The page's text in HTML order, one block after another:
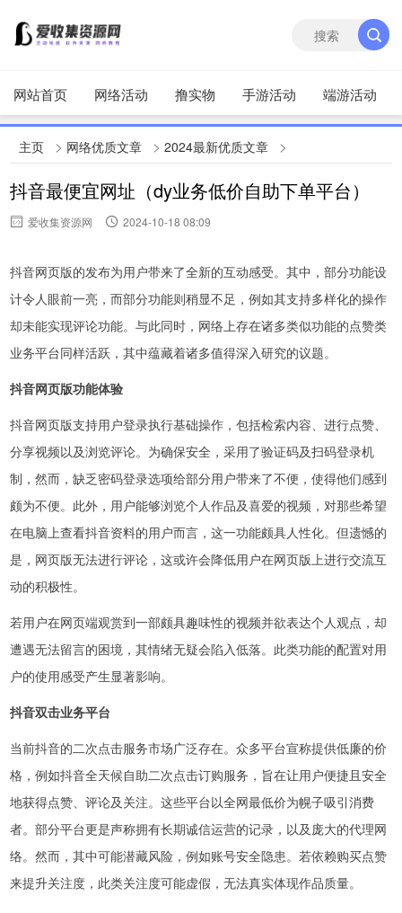
网站首页 网络活动 撸实物 手游活动 端游活动
主页 > 网络优质文章 >2024最新优质文章 >
抖音最便宜网址（dy业务低价自助下单平台）
爱收集资源网 2024-10-18 08:09
抖音网页版的发布为用户带来了全新的互动感受。其中，部分功能设
计令人眼前一亮，而部分功能则稍显不足，例如其支持多样化的操作
却未能实现评论功能。与此同时，网络上存在诸多类似功能的点赞类
业务平台同样活跃，其中蕴藏着诸多值得深入研究的议题。
抖音网页版功能体验
抖音网页版支持用户登录执行基础操作，包括检索内容、进行点赞、
分享视频以及浏览评论。为确保安全，采用了验证码及扫码登录机
制，然而，缺乏密码登录选项给部分用户带来了不便，使得他们感到
颇为不便。此外，用户能够浏览个人作品及喜爱的视频，对那些希望
在电脑上查看抖音资料的用户而言，这一功能颇具人性化。但遗憾的
是，网页版无法进行评论，这或许会降低用户在网页版上进行交流互
动的积极性。
若用户在网页端观赏到一部颇具趣味性的视频并欲表达个人观点，却
遭遇无法留言的困境，其情绪无疑会陷入低落。此类功能的配置对用
户的使用感受产生显著影响。
抖音双击业务平台
当前抖音的二次点击服务市场广泛存在。众多平台宣称提供低廉的价
格，例如抖音全天候自助二次点击订购服务，旨在让用户便捷且安全
地获得点赞、评论及关注。这些平台以全网最低价为幌子吸引消费
者。部分平台更是声称拥有长期诚信运营的记录，以及庞大的代理网
络。然而，其中可能潜藏风险，例如账号安全隐患。若依赖购买点赞
来提升关注度，此类关注度可能虚假，无法真实体现作品质量。